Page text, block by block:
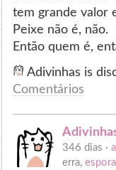
tem grande valor
Peixe não é, não.
Então quem é,
Adivinhas is
Comentários
346 dias ·
erra,